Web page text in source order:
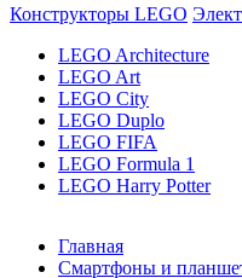
Конструкторы LEGO
LEGO Architecture
LEGO Art
LEGO City
LEGO Duplo
LEGO FIFA
LEGO Formula 1
LEGO Harry Potter
Главная
Смартфоны и